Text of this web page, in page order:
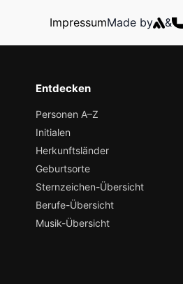
ImpressumMade by &
Entdecken
Personen A–Z
Initialen
Herkunftsländer
Geburtsorte
Sternzeichen-Übersicht
Berufe-Übersicht
Musik-Übersicht